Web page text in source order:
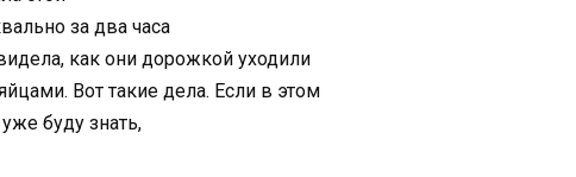
за два часа
как они дорожкой уходили
Вот такие дела. Если в этом
буду знать,